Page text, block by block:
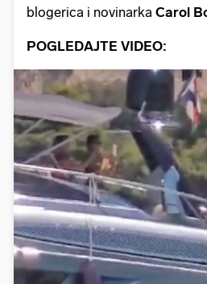
blogerica i novinarka Carol
POGLEDAJTE VIDEO:
Pokretanje